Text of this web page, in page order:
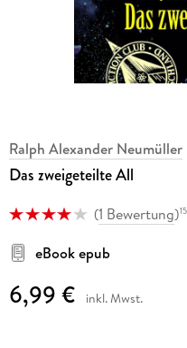
Ralph Alexander Neumüller
Das zweigeteilte All
(1 Bewertung)15
eBook epub
6,99 € inkl. Mwst.